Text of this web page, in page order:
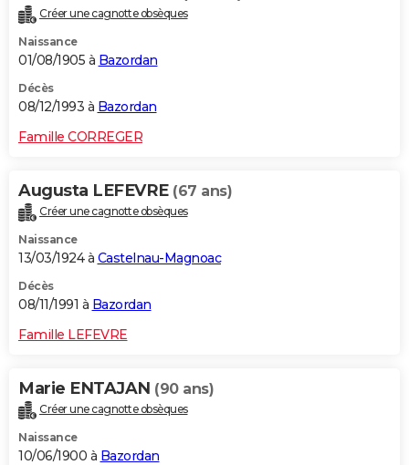
Créer une cagnotte obsèques
Naissance
01/08/1905 à Bazordan
Décès
08/12/1993 à Bazordan
Famille CORREGER
Augusta LEFEVRE (67 ans)
Créer une cagnotte obsèques
Naissance
13/03/1924 à Castelnau-Magnoac
Décès
08/11/1991 à Bazordan
Famille LEFEVRE
Marie ENTAJAN (90 ans)
Créer une cagnotte obsèques
Naissance
10/06/1900 à Bazordan